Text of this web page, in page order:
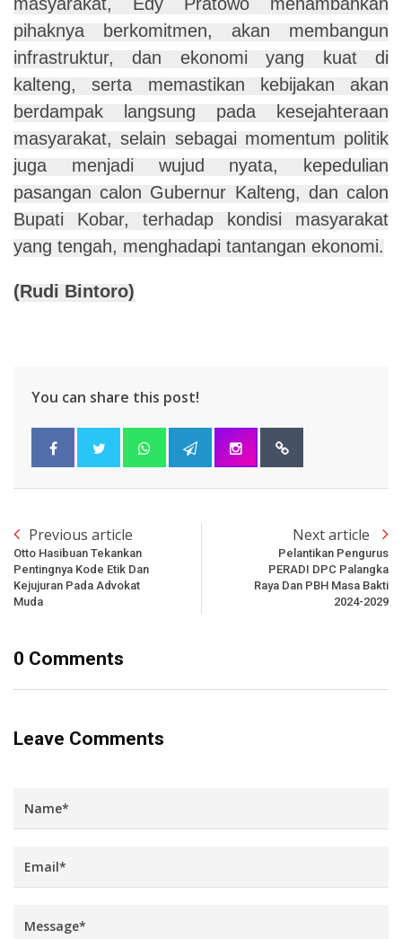
pihaknya berkomitmen, akan membangun
infrastruktur, dan ekonomi yang kuat di
kalteng, serta memastikan kebijakan akan
berdampak langsung pada kesejahteraan
masyarakat, selain sebagai momentum politik
juga menjadi wujud nyata, kepedulian
pasangan calon Gubernur Kalteng, dan calon
Bupati Kobar, terhadap kondisi masyarakat
yang tengah, menghadapi tantangan ekonomi.
(Rudi Bintoro)
You can share this post!
Previous article
Otto Hasibuan Tekankan
Pentingnya Kode Etik Dan
Kejujuran Pada Advokat
Muda
Next article
Pelantikan Pengurus
PERADI DPC Palangka
Raya Dan PBH Masa Bakti
2024-2029
0 Comments
Leave Comments